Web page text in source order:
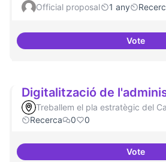
Official proposal 1 any
Vote
Digitalització de
Treballem el pla estratègic del
Recerca
0 0
Vote